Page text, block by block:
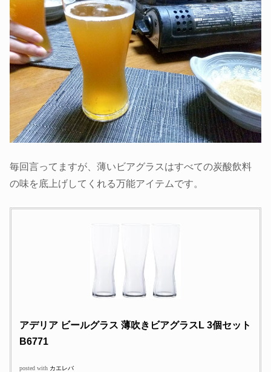
毎回言ってますが、薄いビアグラスはすべての炭酸飲料
の味を底上げしてくれる万能アイテムです。
アデリア ビールグラス 薄吹きビアグラスL 3個セット
B6771
posted with カエレバ